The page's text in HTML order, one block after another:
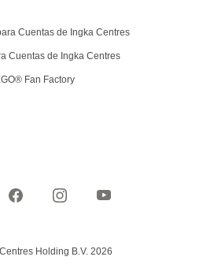
Cuentas de Ingka Centres
Cuentas de Ingka Centres
Fan Factory
Holding B.V. 2026